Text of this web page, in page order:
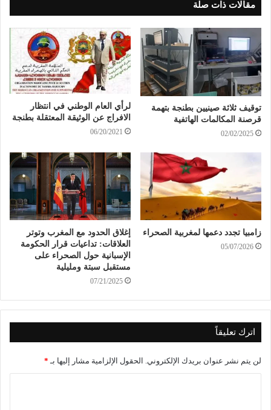
مقالات ذات صلة
توقيف ثلاثة صينيين بطنجة بتهمة
قرصنة المكالمات الهاتفية
02/02/2025
لرأي العام الوطني في انتظار
الافراج عن الوثيقة المعتقلة بطنجة
06/20/2021
زامبيا تجدد دعمها لمغربية الصحراء
05/07/2026
إغلاق الحدود مع المغرب وتوتر
العلاقات: تداعيات قرار الحكومة
الإسبانية حول الصحراء على
مستقبل سبتة ومليلية
07/21/2025
اترك تعليقاً
لن يتم نشر عنوان بريدك الإلكتروني. الحقول الإلزامية مشار إليها بـ *